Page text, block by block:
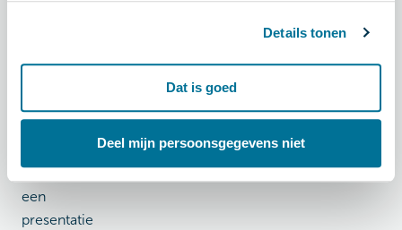
Details tonen
Dat is goed
Deel mijn persoonsgegevens niet
Wijnand van
Goedopweg
een
presentatie